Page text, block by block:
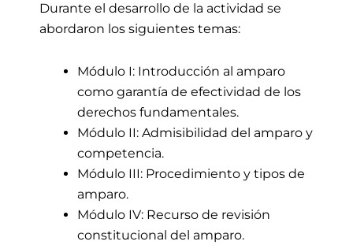
Durante el desarrollo de la actividad se
abordaron los siguientes temas:
Módulo I: Introducción al amparo
como garantía de efectividad de los
derechos fundamentales.
Módulo II: Admisibilidad del amparo y
competencia.
Módulo III: Procedimiento y tipos de
amparo.
Módulo IV: Recurso de revisión
constitucional del amparo.